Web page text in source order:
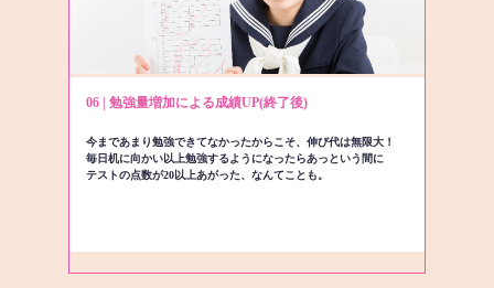
06 | 勉強量増加による成績UP(終了後)
今まであまり勉強できてなかったからこそ、伸び代は無限大！
毎日机に向かい以上勉強するようになったらあっという間に
テストの点数が20以上あがった、なんてことも。